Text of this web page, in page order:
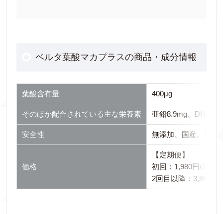
ベルタ葉酸マカプラスの商品・成分情報
葉酸含有量 400μg
そのほか配合されている主な栄養素 亜鉛8.9mg、DHA・
安全性 無添加、国産。製造
価格
【定期便】
初回：1,980円/月
2回目以降：3,980円/